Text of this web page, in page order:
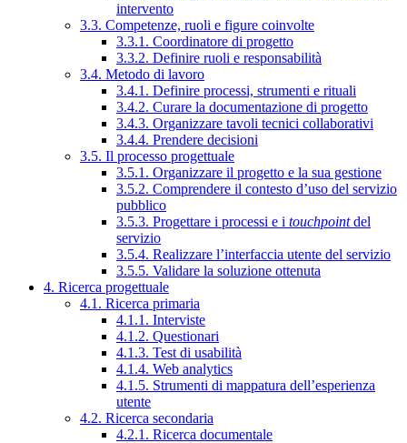
intervento
3.3. Competenze, ruoli e figure coinvolte
3.3.1. Coordinatore di progetto
3.3.2. Definire ruoli e responsabilità
3.4. Metodo di lavoro
3.4.1. Definire processi, strumenti e rituali
3.4.2. Curare la documentazione di progetto
3.4.3. Organizzare tavoli tecnici collaborativi
3.4.4. Prendere decisioni
3.5. Il processo progettuale
3.5.1. Organizzare il progetto e la sua gestione
3.5.2. Comprendere il contesto d’uso del servizio
pubblico
3.5.3. Progettare i processi e i touchpointdel
servizio
3.5.4. Realizzare l’interfaccia utente del servizio
3.5.5. Validare la soluzione ottenuta
4. Ricerca progettuale
4.1. Ricerca primaria
4.1.1. Interviste
4.1.2. Questionari
4.1.3. Test di usabilità
4.1.4. Web analytics
4.1.5. Strumenti di mappatura dell’esperienza
utente
4.2. Ricerca secondaria
4.2.1. Ricerca documentale